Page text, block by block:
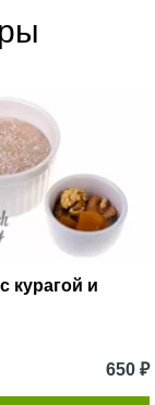
курагой и
650 ₽